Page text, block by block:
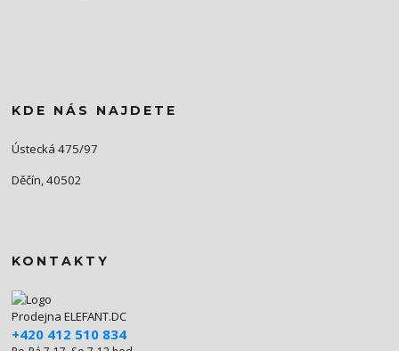
KDE NÁS NAJDETE
Ústecká 475/97
Děčín, 40502
KONTAKTY
Prodejna ELEFANT.DC
+420 412 510 834